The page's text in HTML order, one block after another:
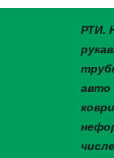
РТИ.
авто